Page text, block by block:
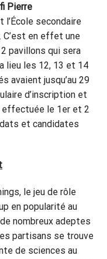
Pierre
secondaire
C’est en effet une
pavillons qui sera
lieu les 12, 13 et 14
avaient jusqu’au 29
d’inscription et
effectuée le 1er et 2
et candidates
le jeu de rôle
en popularité au
nombreux adeptes
partisans se trouve
de sciences au